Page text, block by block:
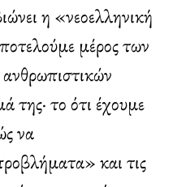
η «νεοελληνική
μέρος των
το ότι έχουμε
να
και τις